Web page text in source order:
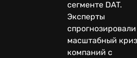
сегменте DAT.
Эксперты
спрогнозировали
масштабный
компаний с